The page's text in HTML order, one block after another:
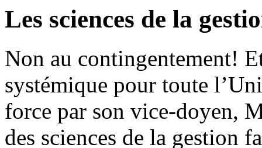
Les sciences de la
Non au contingentement!
systémique pour toute
force par son vice-doyen,
des sciences de la gestion